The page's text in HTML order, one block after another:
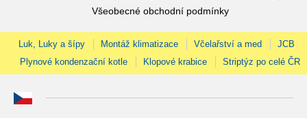
Všeobecné obchodní podmínky
Luk, Luky a šípy Montáž klimatizace Včelařství a med
JCB
Plynové kondenzační kotle
Klopové krabice Striptýz po celé ČR